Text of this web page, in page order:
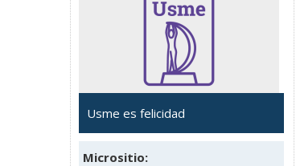
Usme es felicidad
Micrositio: